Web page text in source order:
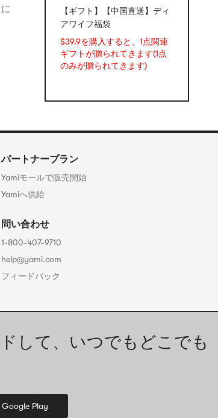
【ギフト】【中国直送】ディ
アワイフ福袋
$39.9を購入すると、1点関連
ギフトが贈られてきます(1点
のみが贈られてきます)
パートナープラン
Yamiモールで販売開始
Yamiへ供給
問い合わせ
1-800-407-9710
help@yami.com
フィードバック
して、いつでもどこでも
Google Play